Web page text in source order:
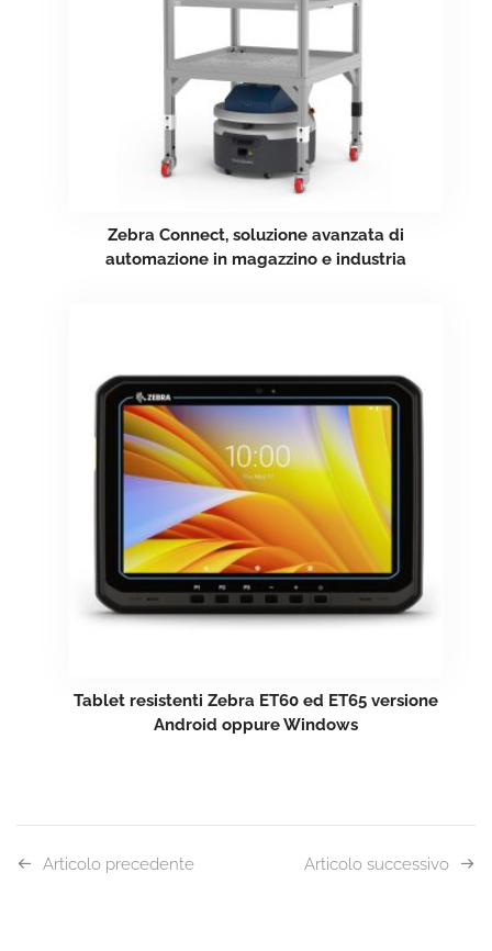
Zebra Connect, soluzione avanzata di
automazione in magazzino e industria
Tablet resistenti Zebra ET60 ed ET65 versione
Android oppure Windows
Articolo precedente Articolo successivo